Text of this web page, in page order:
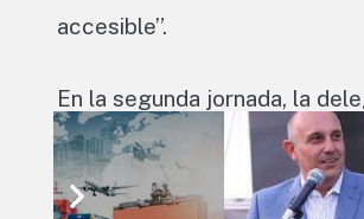
accesible”.
En la segunda jornada, la
miembros del Foro
inclusión: el marco adecuado